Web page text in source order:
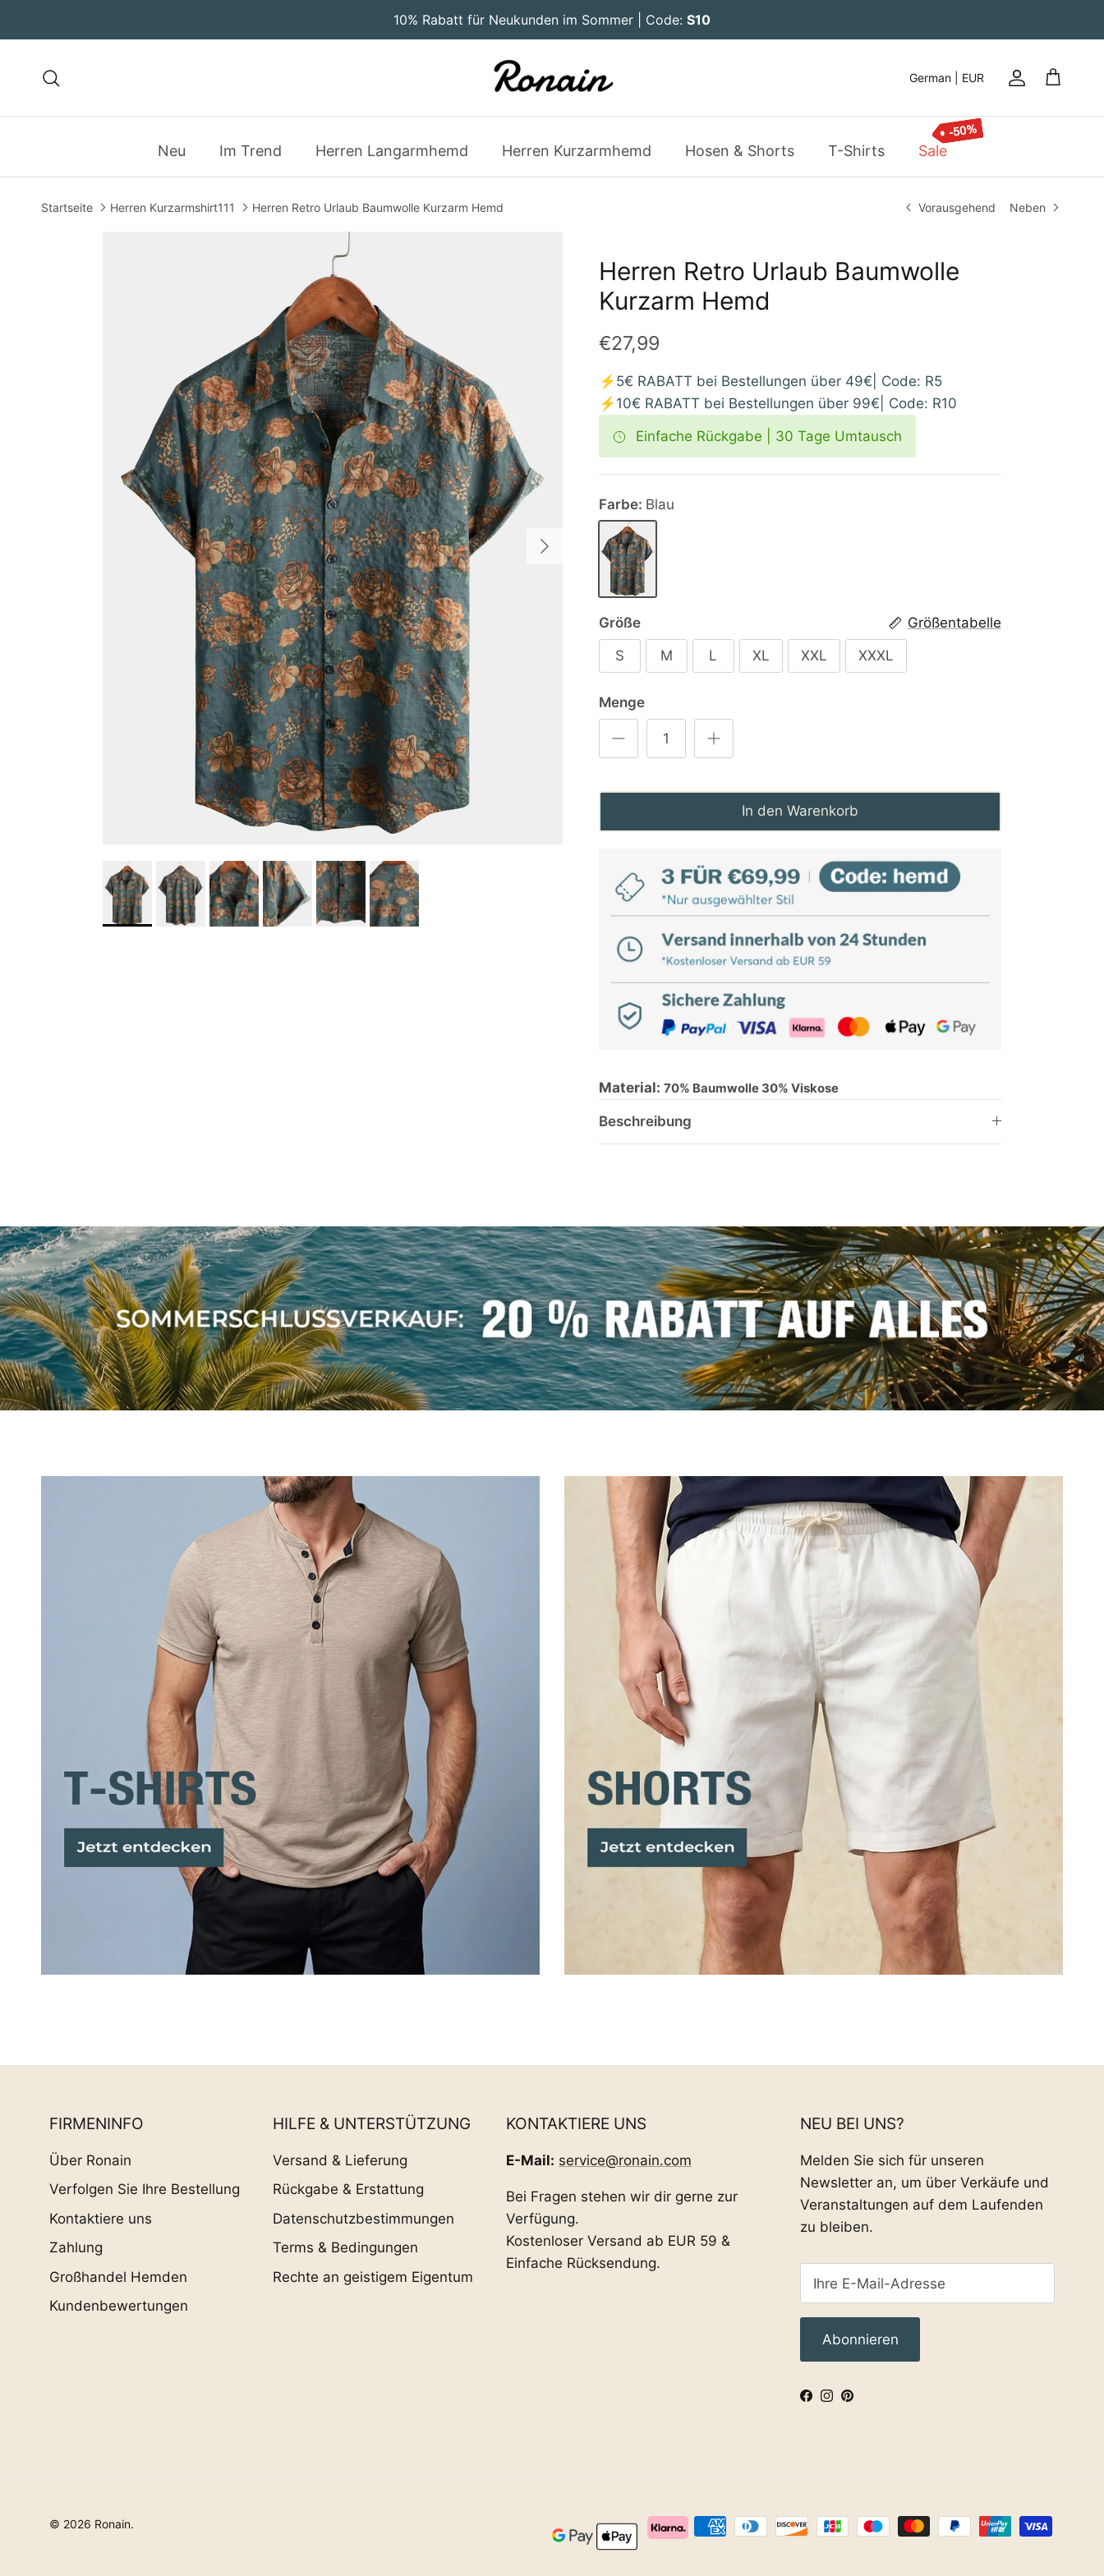
10% Rabatt für Neukunden im Sommer | Code: S10
German | EUR
Konto
Neu Im Trend Herren Langarmhemd Herren Kurzarmhemd Hosen & Shorts T-Shirts Sale
Startseite Herren Kurzarmshirt111 Herren Retro Urlaub Baumwolle Kurzarm Hemd Vorausgehend Neben
Nächste
Herren Retro Urlaub Baumwolle
Kurzarm Hemd
€27,99
⚡5€ RABATT bei Bestellungen über 49€| Code: R5
⚡10€ RABATT bei Bestellungen über 99€| Code: R10
Einfache Rückgabe | 30 Tage Umtausch
Farbe: Blau
Größe
Größentabelle
S
M L XL XXL XXXL
Menge
In den Warenkorb
Material: 70% Baumwolle 30% Viskose
Beschreibung
FIRMENINFO
Über Ronain
Verfolgen Sie Ihre Bestellung
Kontaktiere uns
Zahlung
Großhandel Hemden
Kundenbewertungen
HILFE & UNTERSTÜTZUNG
Versand & Lieferung
Rückgabe & Erstattung
Datenschutzbestimmungen
Terms & Bedingungen
Rechte an geistigem Eigentum
KONTAKTIERE UNS
E-Mail: service@ronain.com
Bei Fragen stehen wir dir gerne zur
Verfügung.
Kostenloser Versand ab EUR 59 &
Einfache Rücksendung.
NEU BEI UNS?
Melden Sie sich für unseren
Newsletter an, um über Verkäufe und
Veranstaltungen auf dem Laufenden
zu bleiben.
Abonnieren
Facebook
Instagram
Pinterest
© 2026 Ronain.